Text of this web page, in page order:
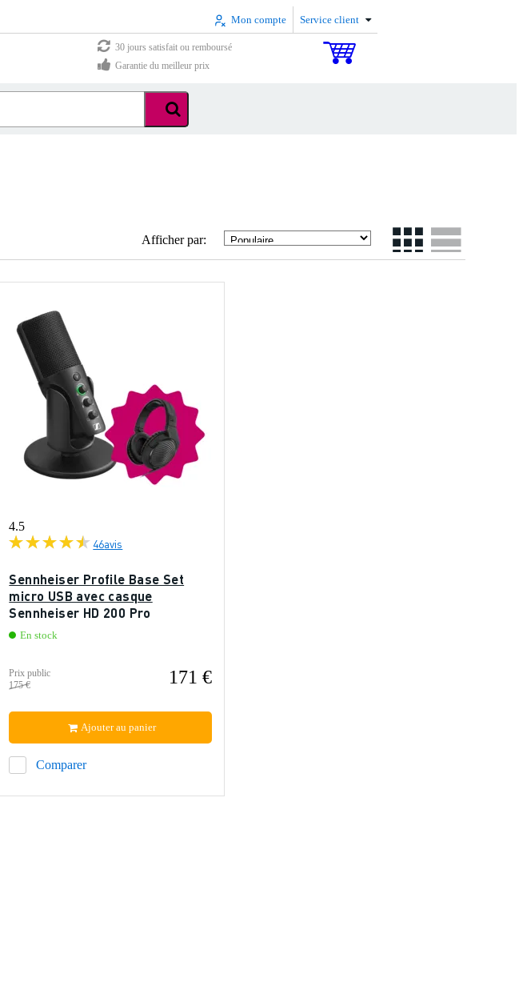
Mon compte Service client
30 jours satisfait ou remboursé
Garantie du meilleur prix
Afficher par:
4.5
46avis
Sennheiser Profile Base Set
micro USB avec casque
Sennheiser HD 200 Pro
En stock
Prix public
175 €
171 €
Comparer
Ajouter au panier